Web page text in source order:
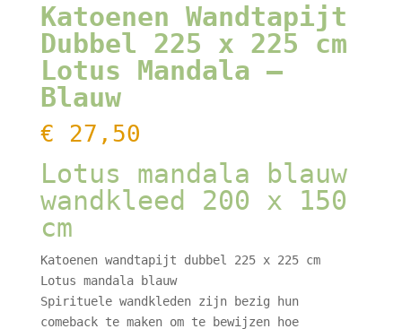
Katoenen Wandtapijt
Dubbel 225 x 225 cm
Lotus Mandala –
Blauw
€ 27,50
Lotus mandala blauw
wandkleed 200 x 150
cm
Katoenen wandtapijt dubbel 225 x 225 cm
Lotus mandala blauw
Spirituele wandkleden zijn bezig hun
comeback te maken om te bewijzen hoe